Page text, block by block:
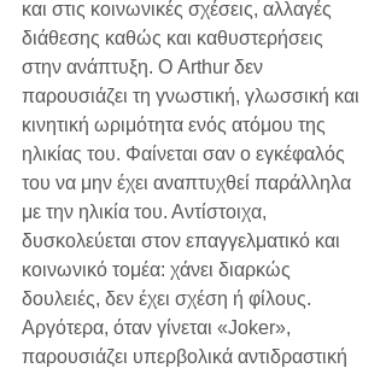
και στις κοινωνικές σχέσεις, αλλαγές
διάθεσης καθώς και καθυστερήσεις
στην ανάπτυξη. Ο Arthur δεν
παρουσιάζει τη γνωστική, γλωσσική και
κινητική ωριμότητα ενός ατόμου της
ηλικίας του. Φαίνεται σαν ο εγκέφαλός
του να μην έχει αναπτυχθεί παράλληλα
με την ηλικία του. Αντίστοιχα,
δυσκολεύεται στον επαγγελματικό και
κοινωνικό τομέα: χάνει διαρκώς
δουλειές, δεν έχει σχέση ή φίλους.
Αργότερα, όταν γίνεται «Joker»,
παρουσιάζει υπερβολικά αντιδραστική